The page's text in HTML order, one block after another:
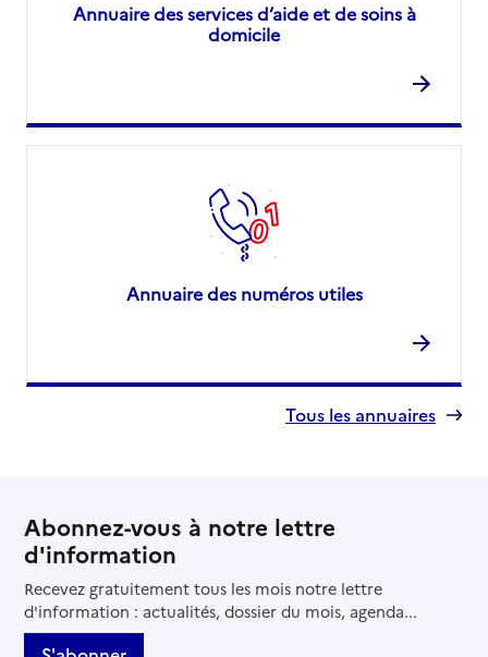
Annuaire des services d’aide et de soins à
domicile
Annuaire des numéros utiles
Tous les annuaires
Abonnez-vous à notre lettre
d'information
Recevez gratuitement tous les mois notre lettre
d'information : actualités, dossier du mois, agenda...